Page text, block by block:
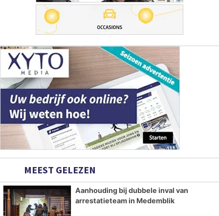
MEEST GELEZEN
Aanhouding bij dubbele inval van
arrestatieteam in Medemblik